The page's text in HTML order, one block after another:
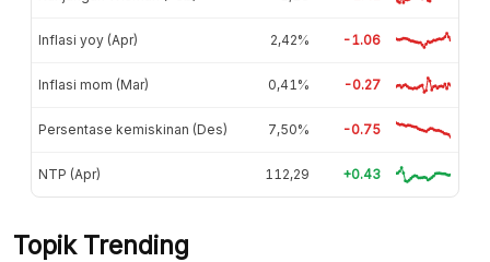
Inflasi yoy (Apr) 2,42% -1.06
Inflasi mom (Mar) 0,41% -0.27
Persentase kemiskinan (Des) 7,50% -0.75
NTP (Apr) 112,29 +0.43
Topik Trending